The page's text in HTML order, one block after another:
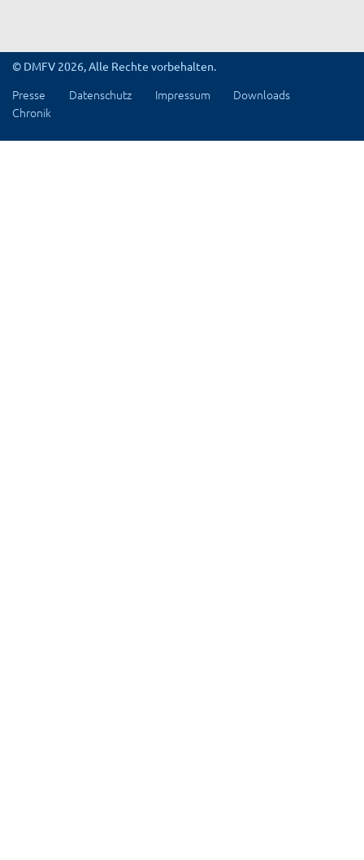
© DMFV 2026, Alle Rechte vorbehalten.
Presse Datenschutz Impressum
Downloads
Chronik